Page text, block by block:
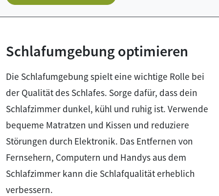
Schlafumgebung optimieren
Die Schlafumgebung spielt eine wichtige Rolle bei
der Qualität des Schlafes. Sorge dafür, dass dein
Schlafzimmer dunkel, kühl und ruhig ist. Verwende
bequeme Matratzen und Kissen und reduziere
Störungen durch Elektronik. Das Entfernen von
Fernsehern, Computern und Handys aus dem
Schlafzimmer kann die Schlafqualität erheblich
verbessern.